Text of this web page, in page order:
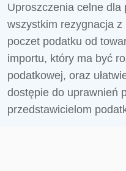
Uproszczenia celne
wszystkim rezygnacja
poczet podatku od
importu, który ma być
podatkowej, oraz
dostępie do uprawnień
przedstawicielom